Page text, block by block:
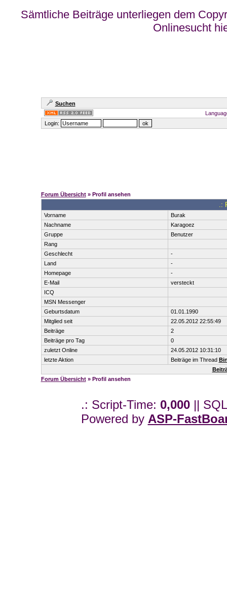
Sämtliche Beiträge unterliegen dem
Onlinesucht
Suchen
Login:
Forum Übersicht» Profil ansehen
.:
Vorname
Burak
Nachname
Karagoez
Gruppe
Benutzer
Rang
Geschlecht
-
Land
-
Homepage
-
E-Mail
versteckt
ICQ
MSN Messenger
Geburtsdatum
01.01.1990
Mitglied seit
22.05.2012 22:55:49
Beiträge
2
Beiträge pro Tag
0
zuletzt Online
24.05.2012 10:31:10
letzte Aktion
Beiträge im Thread
Forum Übersicht» Profil ansehen
.: Script-Time: 0,000||
Powered by ASP-